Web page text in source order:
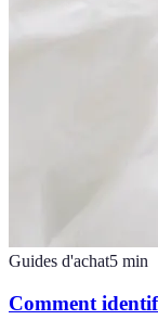
Guides d'achat5 min
Comment